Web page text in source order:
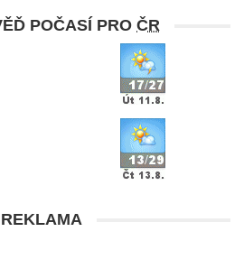
POČASÍ PRO ČR
REKLAMA